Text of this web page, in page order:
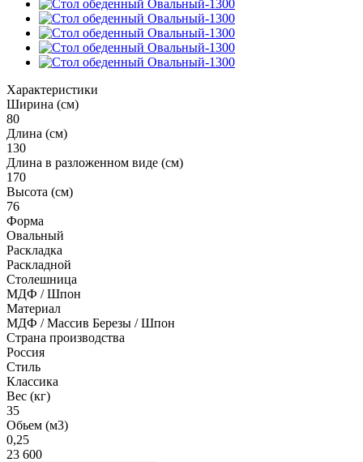
Характеристики
Ширина (см)
80
Длина (см)
130
Длина в разложенном виде (см)
170
Высота (см)
76
Форма
Овальный
Раскладка
Раскладной
Столешница
МДФ / Шпон
Материал
МДФ / Массив Березы / Шпон
Страна производства
Россия
Стиль
Классика
Вес (кг)
35
Обьем (м3)
0,25
23 600